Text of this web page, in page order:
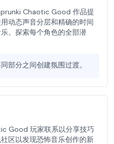
Chaotic Good 作品提
动态声音分层和精确的时间
。探索每个角色的全部潜
部分之间创建氛围过渡。
Good 玩家联系以分享技巧
区以发现恐怖音乐创作的新